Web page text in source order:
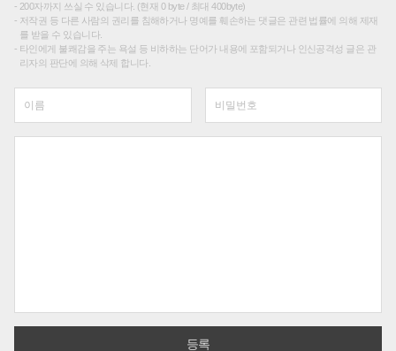
200자까지 쓰실 수 있습니다. (현재 0 byte / 최대 400byte)
저작권 등 다른 사람의 권리를 침해하거나 명예를 훼손하는 댓글은 관련 법률에 의해 제재
를 받을 수 있습니다.
타인에게 불쾌감을 주는 욕설 등 비하하는 단어가 내용에 포함되거나 인신공격성 글은 관
리자의 판단에 의해 삭제 합니다.